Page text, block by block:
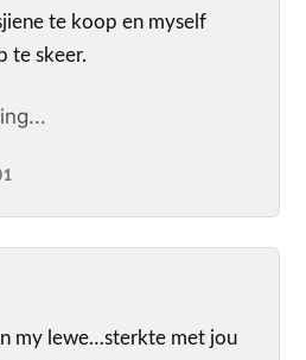
te koop en myself
te skeer.
my lewe…sterkte met jou